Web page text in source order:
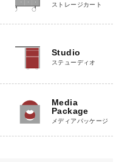
ストレージカート
Studio
ステューディオ
Media
Package
メディアパッケージ